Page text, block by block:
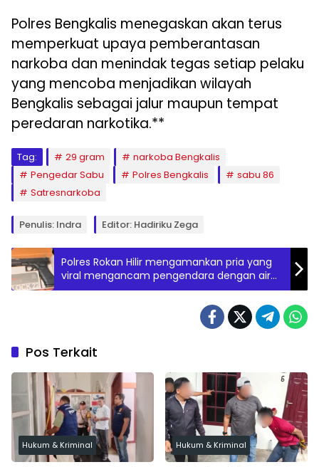
Polres Bengkalis menegaskan akan terus
memperkuat upaya pemberantasan
narkoba dan menindak tegas setiap pelaku
yang mencoba menjadikan wilayah
Bengkalis sebagai jalur maupun tempat
peredaran narkotika.**
Tag: 29 gram
narkoba Bengkalis
Pengedar Sabu
Polres Bengkalis
sabu 86
Satresnarkoba
Penulis: Indra Editor: Hadiriku Zega
Polres Rokan Hilir mengamankan pria yang
viral mengancam pengendara dengan air
soft gun di Jalan Lintas Riau-Sumut.
Pos Terkait
Hukum & Kriminal Hukum & Kriminal